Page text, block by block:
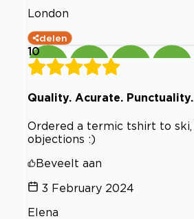
London
delen
10
Quality. Acurate. Punctuality.
Ordered a termic tshirt to
objections :)
Beveelt aan
3 February 2024
Elena